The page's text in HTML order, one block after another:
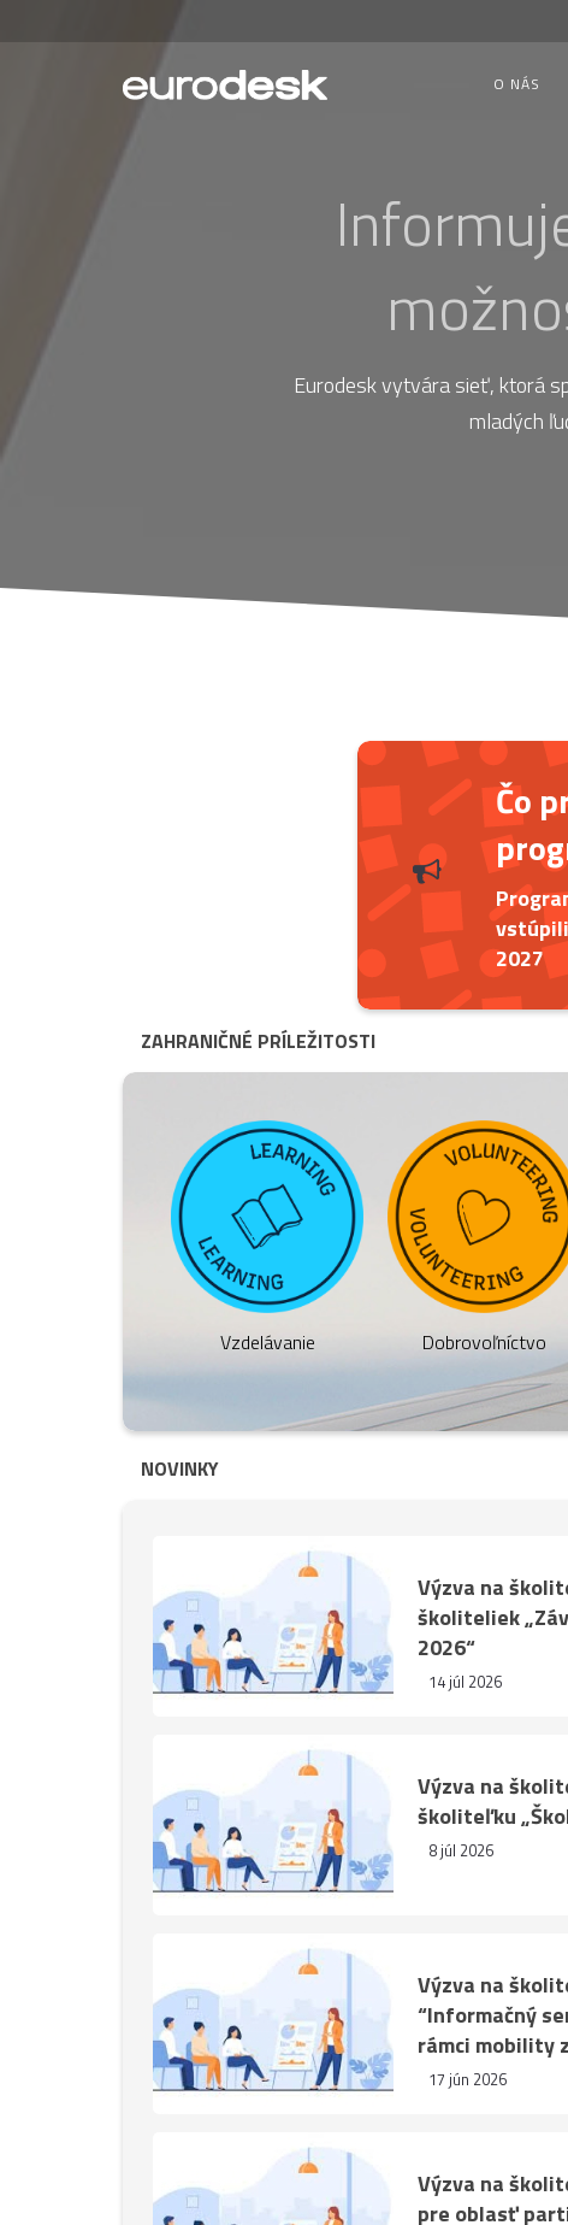
O NÁS
Eurodesk vytvára sieť, ktorá
mladých
Čo
2027
ZAHRANIČNÉ PRÍLEŽITOSTI
Vzdelávanie Dobrovoľníctvo
NOVINKY
Výzva na
školiteliek
2026“
14 júl 2026
Výzva na
školiteľku
8 júl 2026
Výzva na
“Informačný
rámci mobility
17 jún 2026
Výzva na
pre oblasť